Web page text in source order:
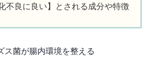
不良に良い】とされる成分や特徴
ス菌が腸内環境を整える